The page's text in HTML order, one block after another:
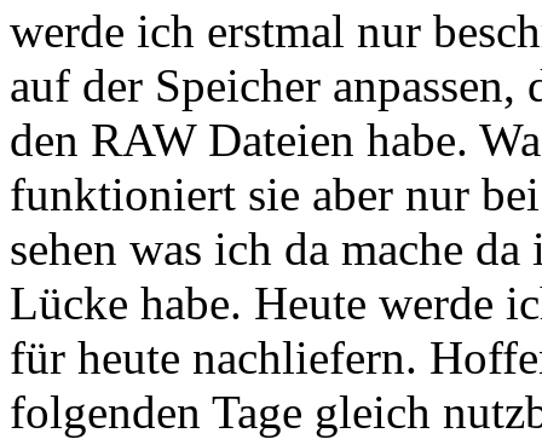
werde ich erstmal nur
auf der Speicher
den RAW Dateien habe.
funktioniert sie aber nur
sehen was ich da mache
Lücke habe. Heute werde
für heute nachliefern.
folgenden Tage gleich